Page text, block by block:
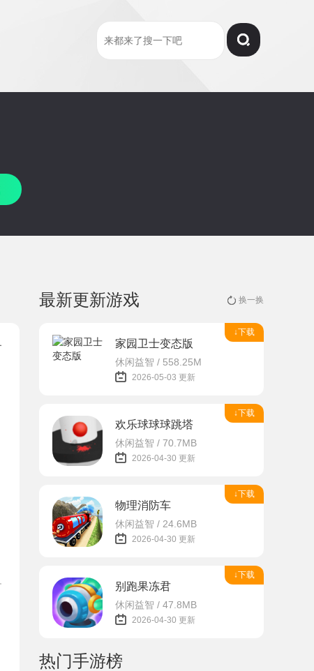
最新更新游戏 换一换
↓下载
家园卫士变态版
休闲益智 / 558.25M
2026-05-03 更新
↓下载
欢乐球球球跳塔
休闲益智 / 70.7MB
2026-04-30 更新
↓下载
物理消防车
休闲益智 / 24.6MB
2026-04-30 更新
↓下载
别跑果冻君
休闲益智 / 47.8MB
2026-04-30 更新
热门手游榜